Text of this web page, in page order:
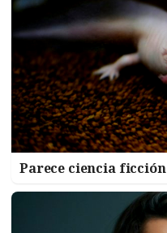
Parece ciencia ficción